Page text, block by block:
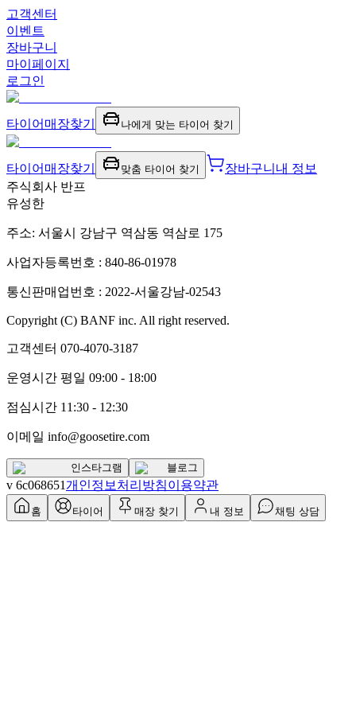
고객센터
이벤트
장바구니
마이페이지
로그인
타이어 매장찾기 나에게 맞는 타이어 찾기
타이어 매장찾기 맞춤 타이어 찾기 장바구니 내 정보
주식회사 반프
유성한
주소: 서울시 강남구 역삼동 역삼로 175
사업자등록번호 : 840-86-01978
통신판매업번호 : 2022-서울강남-02543
Copyright (C) BANF inc. All right reserved.
고객센터 070-4070-3187
운영시간 평일 09:00 - 18:00
점심시간 11:30 - 12:30
이메일 info@goosetire.com
인스타그램 블로그
v 6c068651개인정보처리방침이용약관
홈 타이어 매장 찾기 내 정보 채팅 상담